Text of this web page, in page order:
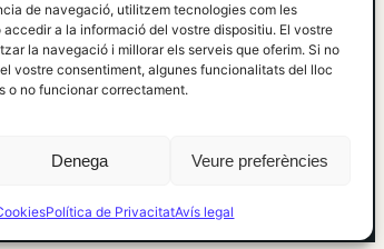
de navegació, utilitzem tecnologies com les
a la informació del vostre dispositiu. El vostre
la navegació i millorar els serveis que oferim. Si no
vostre consentiment, algunes funcionalitats del lloc
o no funcionar correctament.
Denega Veure preferències
Política de PrivacitatAvís legal
de Cookies
Editorial